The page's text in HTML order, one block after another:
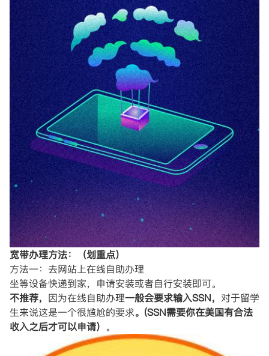
宽带办理方法：（划重点）
方法一：去网站上在线自助办理
坐等设备快递到家，申请安装或者自行安装即可。
不推荐， 因为在线自助办理一般会要求输入SSN， 对于留学
生来说这是一个很尴尬的要求。(SSN需要你在美国有合法
收入之后才可以申请） 。